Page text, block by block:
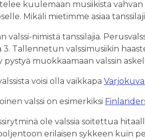
kuulemaan musiikista vahvan
Mikäli mietimme asiaa
valssi-nimistä tanssilajia.
3. Tallennetun valssimusiikin
pystyä muokkaamaan valssin
voisi olla vaikkapa
valssi on esimerkiksi
ole valssia soitettua
erilaisen sykkeen kuin